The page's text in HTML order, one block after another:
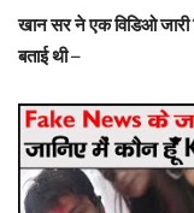
खान सर ने एक विडिओ
बताई थी–